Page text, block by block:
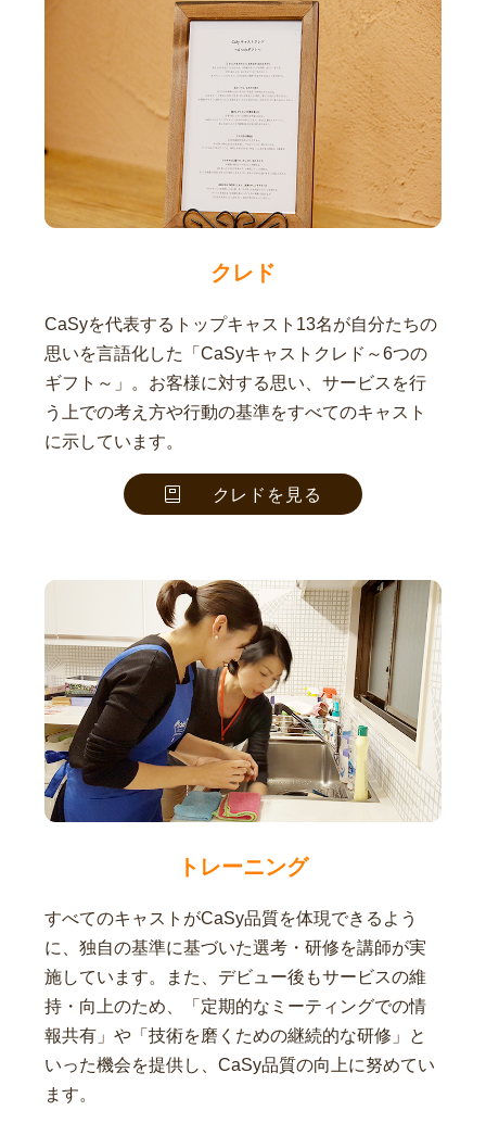
クレド
CaSyを代表するトップキャスト13名が自分たちの
思いを言語化した「CaSyキャストクレド～6つの
ギフト～」。お客様に対する思い、サービスを行
う上での考え方や行動の基準をすべてのキャスト
に示しています。
クレドを見る
トレーニング
すべてのキャストがCaSy品質を体現できるよう
に、独自の基準に基づいた選考・研修を講師が実
施しています。また、デビュー後もサービスの維
持・向上のため、「定期的なミーティングでの情
報共有」や「技術を磨くための継続的な研修」と
いった機会を提供し、CaSy品質の向上に努めてい
ます。